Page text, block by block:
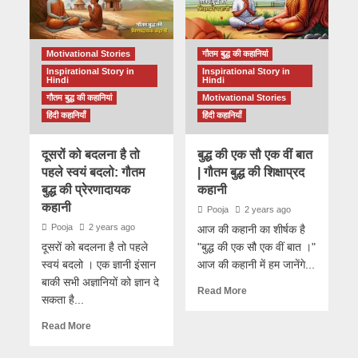
Motivational Stories
Inspirational Story in
Hindi
गौतम बुद्ध की कहानियां
हिंदी कहानियाँ
दूसरों को बदलना है तो
पहले स्वयं बदलो: गौतम
बुद्ध की प्रेरणादायक
कहानी
Pooja 2 years ago
दूसरों को बदलना है तो पहले
स्वयं बदलो । एक ज्ञानी इंसान
बाकी सभी अज्ञानियों को ज्ञान दे
सकता है...
Read More
गौतम बुद्ध की कहानियां
Inspirational Story in
Hindi
Motivational Stories
हिंदी कहानियाँ
बुद्ध की एक सौ एक वीं बात
| गौतम बुद्ध की शिक्षाप्रद
कहानी
Pooja 2 years ago
आज की कहानी का शीर्षक है
"बुद्ध की एक सौ एक वीं बात ।"
आज की कहानी में हम जानेंगे...
Read More